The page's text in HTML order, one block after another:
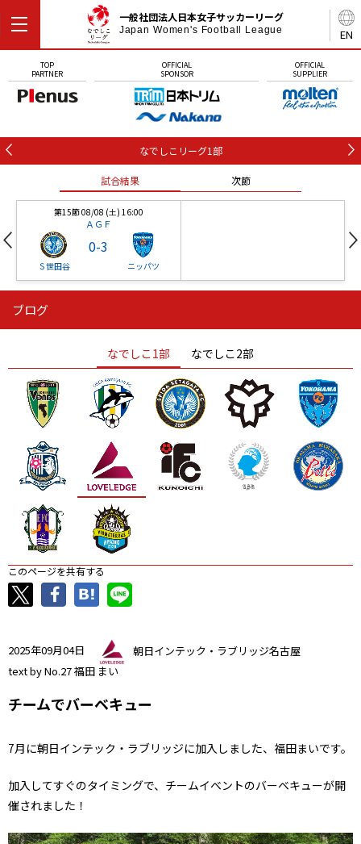
EN
一般社団法人日本女子サッカーリーグ
Japan Women's Football League
TOP
PARTNER
OFFICIAL
SPONSOR
OFFICIAL
SUPPLIER
なでしこリーグ1部
試合結果 次節
第15節 08/08 (土) 16:00
ＡＧＦ
Ｓ世田谷
0-3
ニッパツ
ニッパツ
ニッパツ 名古屋
石人の星
静岡 愛媛Ｌ
ブログ
なでしこ1部 なでしこ2部
このページを共有する
2025年09月04日
朝日インテック・ラブリッジ名古屋
text by No.27 福田 まい
チームでバーベキュー
7月に朝日インテック・ラブリッジに加入しました、福田まいです。
加入してすぐのタイミングで、チームイベントのバーベキューが開
催されました！